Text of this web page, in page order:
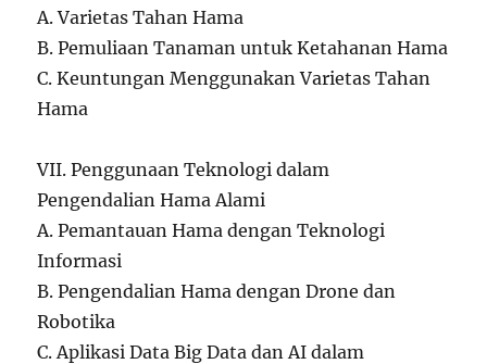
A. Varietas Tahan Hama
B. Pemuliaan Tanaman untuk Ketahanan Hama
C. Keuntungan Menggunakan Varietas Tahan
Hama
VII. Penggunaan Teknologi dalam
Pengendalian Hama Alami
A. Pemantauan Hama dengan Teknologi
Informasi
B. Pengendalian Hama dengan Drone dan
Robotika
C. Aplikasi Data Big Data dan AI dalam